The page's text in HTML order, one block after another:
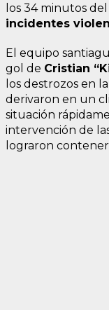
los 34 minutos
incidentes
El equipo
gol de Cristian
los destrozos en
derivaron en un
situación
intervención de
lograron